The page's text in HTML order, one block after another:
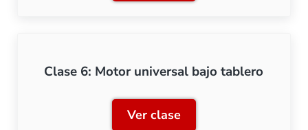
Clase 6: Motor universal bajo tablero
Ver claseClase 6: Motor universal